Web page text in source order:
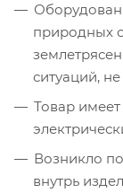
природных
ситуаций,
Товар
Возникло
внутрь